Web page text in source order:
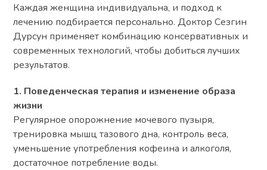
Каждая женщина индивидуальна, и подход к
лечению подбирается персонально. Доктор Сезгин
Дурсун применяет комбинацию консервативных и
современных технологий, чтобы добиться лучших
результатов.
1. Поведенческая терапия и изменение образа
жизни
Регулярное опорожнение мочевого пузыря,
тренировка мышц тазового дна, контроль веса,
уменьшение употребления кофеина и алкоголя,
достаточное потребление воды.